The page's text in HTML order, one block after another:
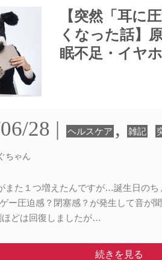
【突然「耳に
くなった話】
眠不足・イヤ
28 | ヘルスケア , 雑記
ちゃん
また１つ増えたんですが…誕生日の
ー圧迫感？閉塞感？が発生して音が
ほどは回復しましたが…
続きを見る